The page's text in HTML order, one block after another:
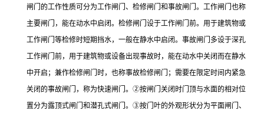
闸门的工作性质可分为工作闸门、检修闸门和事故闸门。工作闸门也称
主要闸门，能在动水中启闭。检修闸门设于工作闸门前。用于建筑物或
工作闸门等检修时短期挡水，一般在静水中启闭。事故闸门多设于深孔
工作闸门前，用于建筑物或设备出现事故时，能在动水中关闭而在静水
中开启；兼作检修闸门时，也称事故检修闸门；需要在限定时间内紧急
关闭的事故闸门，称为快速闸门。②按闸门关闭时门顶与水面的相对位
置分为露顶式闸门和潜孔式闸门。③按门叶的外观形状分为平面闸门、